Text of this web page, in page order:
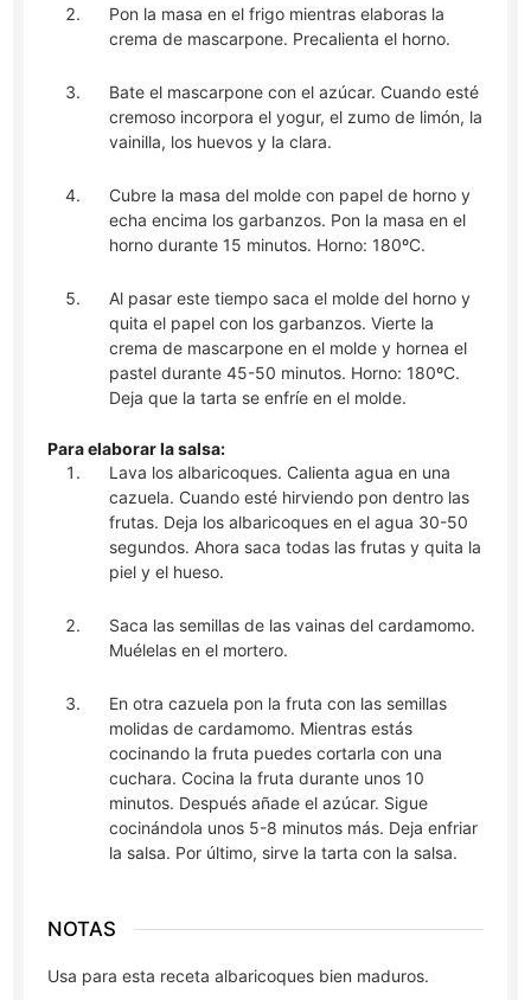
Pon la masa en el frigo mientras elaboras la
crema de mascarpone. Precalienta el horno.
Bate el mascarpone con el azúcar. Cuando esté
cremoso incorpora el yogur, el zumo de limón, la
vainilla, los huevos y la clara.
Cubre la masa del molde con papel de horno y
echa encima los garbanzos. Pon la masa en el
horno durante 15 minutos. Horno: 180ºC.
Al pasar este tiempo saca el molde del horno y
quita el papel con los garbanzos. Vierte la
crema de mascarpone en el molde y hornea el
pastel durante 45-50 minutos. Horno: 180ºC.
Deja que la tarta se enfríe en el molde.
Para elaborar la salsa:
Lava los albaricoques. Calienta agua en una
cazuela. Cuando esté hirviendo pon dentro las
frutas. Deja los albaricoques en el agua 30-50
segundos. Ahora saca todas las frutas y quita la
piel y el hueso.
Saca las semillas de las vainas del cardamomo.
Muélelas en el mortero.
En otra cazuela pon la fruta con las semillas
molidas de cardamomo. Mientras estás
cocinando la fruta puedes cortarla con una
cuchara. Cocina la fruta durante unos 10
minutos. Después añade el azúcar. Sigue
cocinándola unos 5-8 minutos más. Deja enfriar
la salsa. Por último, sirve la tarta con la salsa.
NOTAS
Usa para esta receta albaricoques bien maduros.